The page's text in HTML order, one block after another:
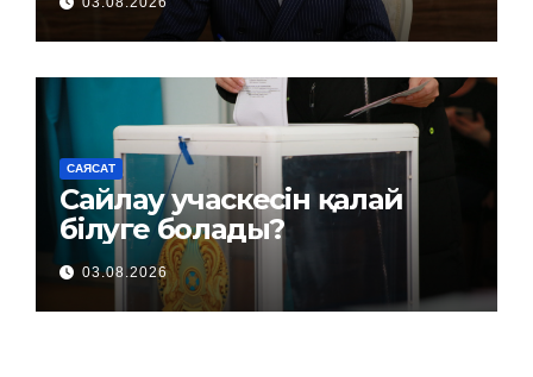
САЯСАТ
Сайлау учаскесін қалай
білуге болады?
03.08.2026